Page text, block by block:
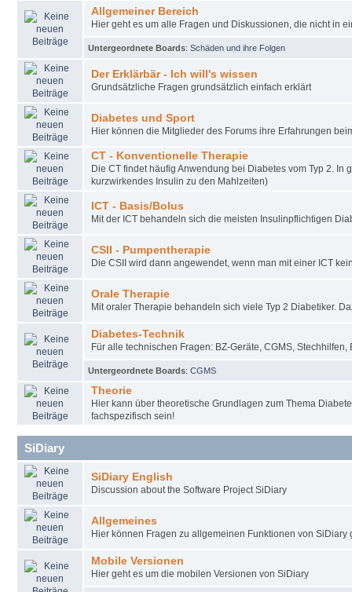
Allgemeiner Bereich
Hier geht es um alle Fragen und Diskussionen, die nicht in
Untergeordnete Boards: Schäden und ihre Folgen
Der Erklärbär - Ich will's wissen
Grundsätzliche Fragen grundsätzlich einfach erklärt
Diabetes und Sport
Hier können die Mitglieder des Forums ihre Erfahrungen
CT - Konventionelle Therapie
Die CT findet häufig Anwendung bei Diabetes vom Typ 2.
kurzwirkendes Insulin zu den Mahlzeiten)
ICT - Basis/Bolus
Mit der ICT behandeln sich die meisten Insulinpflichtigen
CSII - Pumpentherapie
Die CSII wird dann angewendet, wenn man mit einer ICT
Orale Therapie
Mit oraler Therapie behandeln sich viele Typ 2 Diabetiker.
Diabetes-Technik
Für alle technischen Fragen: BZ-Geräte, CGMS, Stechhilfen,
Untergeordnete Boards: CGMS
Theorie
Hier kann über theoretische Grundlagen zum Thema
fachspezifisch sein!
SiDiary
SiDiary English
Discussion about the Software Project SiDiary
Allgemeines
Hier können Fragen zu allgemeinen Funktionen von
Mobile Versionen
Hier geht es um die mobilen Versionen von SiDiary